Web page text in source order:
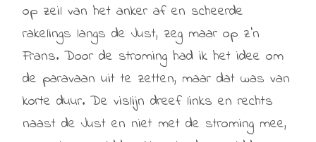
op zeil van het anker af en scheerde
rakelings langs de Just, zeg maar op z’n
Frans. Door de stroming had ik het idee om
de paravaan uit te zetten, maar dat was van
korte duur. De vislijn dreef links en rechts
naast de Just en niet met de stroming mee,